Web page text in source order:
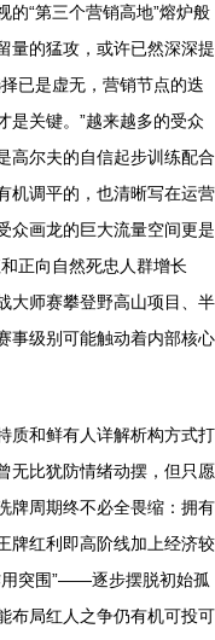
的“第三个营销高地”熔炉般
的猛攻，或许已然深深提
已是虚无，营销节点的迭
是关键。”越来越多的受众
高尔夫的自信起步训练配合
机调平的，也清晰写在运营
众画龙的巨大流量空间更是
正向自然死忠人群增长
师赛攀登野高山项目、半
事级别可能触动着内部核心
质和鲜有人详解析构方式打
无比犹防情绪动摆，但只愿
牌周期终不必全畏缩：拥有
牌红利即高阶线加上经济较
用突围”——逐步摆脱初始孤
布局红人之争仍有机可投可